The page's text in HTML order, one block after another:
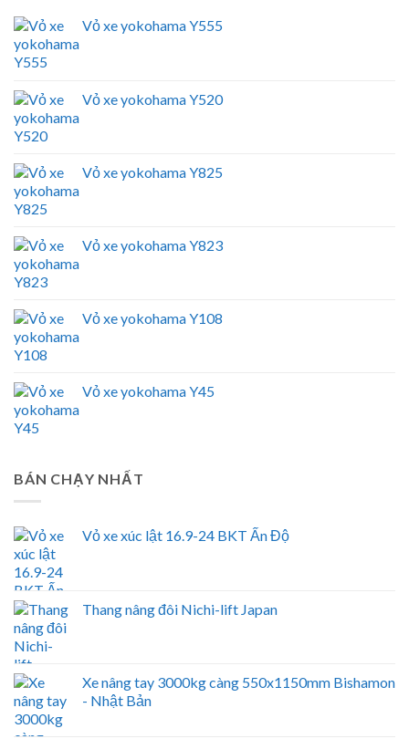
Vỏ xe yokohama Y555
Vỏ xe yokohama Y520
Vỏ xe yokohama Y825
Vỏ xe yokohama Y823
Vỏ xe yokohama Y108
Vỏ xe yokohama Y45
BÁN CHẠY NHẤT
Vỏ xe xúc lật 16.9-24 BKT Ấn Độ
Thang nâng đôi Nichi-lift Japan
Xe nâng tay 3000kg càng 550x1150mm Bishamon
- Nhật Bản